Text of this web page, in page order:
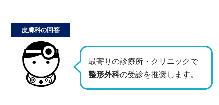
最寄りの診療所・クリニックで
整形外科の受診を推奨します。
皮膚科の回答